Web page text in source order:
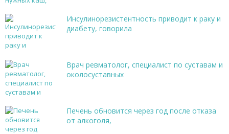
Инсулинорезистентность приводит к раку и
диабету, говорила
Врач ревматолог, специалист по суставам и
околосуставных
Печень обновится через год после отказа
от алкоголя,